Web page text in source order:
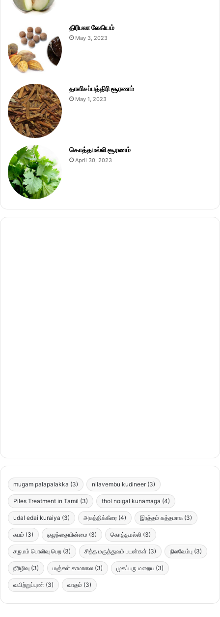
திரிபலா லேகியம்
May 3, 2023
தாளிசப்பத்திரி சூரணம்
May 1, 2023
கொத்தமல்லி சூரணம்
April 30, 2023
mugam palapalakka (3) nilavembu kudineer (3)
Piles Treatment in Tamil (3) thol noigal kunamaga (4)
udal edai kuraiya (3) அகத்திக்கீரை (4) இரத்தம் சுத்தமாக (3)
கபம் (3) குழந்தையின்மை (3) கொத்தமல்லி (3)
சருமம் பொலிவு பெற (3) சித்த மருத்துவம் பயன்கள் (3) நிலவேம்பு (3)
நீரிழிவு (3) மஞ்சள் காமாலை (3) முகப்பரு மறைய (3)
வயிற்றுப்புண் (3) வாதம் (3)